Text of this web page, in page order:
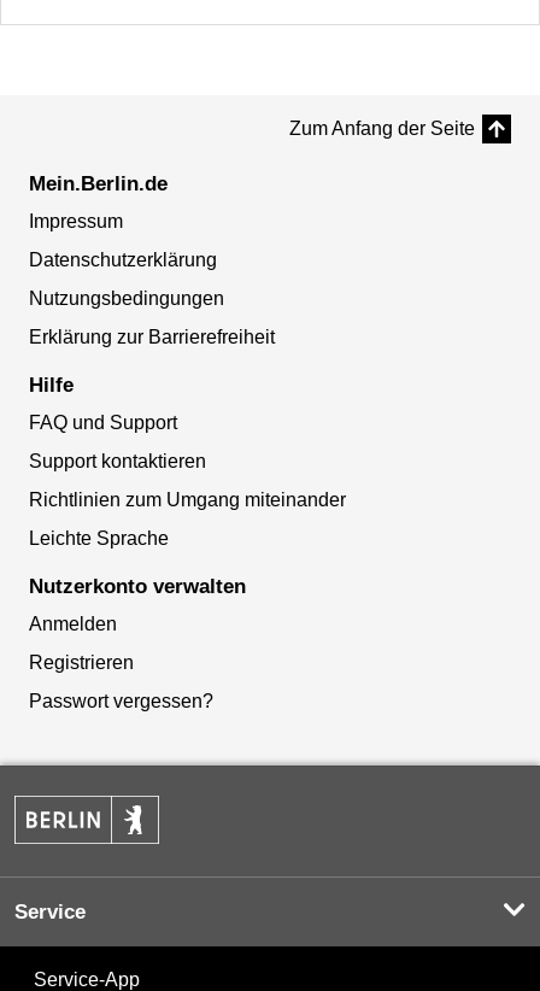
Zum Anfang der Seite
Mein.Berlin.de
Impressum
Datenschutzerklärung
Nutzungsbedingungen
Erklärung zur Barrierefreiheit
Hilfe
FAQ und Support
Support kontaktieren
Richtlinien zum Umgang miteinander
Leichte Sprache
Nutzerkonto verwalten
Anmelden
Registrieren
Passwort vergessen?
Service
Service-App